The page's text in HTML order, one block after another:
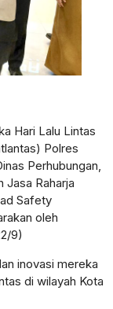
Hari Lalu Lintas
Polres
Perhubungan,
Jasa Raharja
Safety
oleh
9)
inovasi mereka
di wilayah Kota